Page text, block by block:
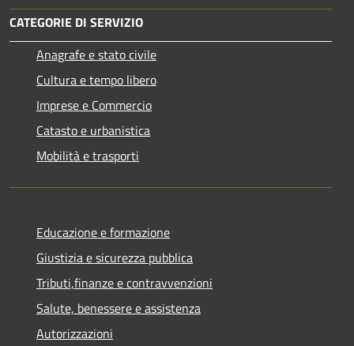
CATEGORIE DI SERVIZIO
Anagrafe e stato civile
Cultura e tempo libero
Imprese e Commercio
Catasto e urbanistica
Mobilità e trasporti
Educazione e formazione
Giustizia e sicurezza pubblica
Tributi,finanze e contravvenzioni
Salute, benessere e assistenza
Autorizzazioni